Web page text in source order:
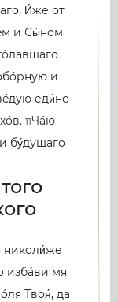
И́же от
и Сы́ном
и
еди́но
11Чáю
бу́дущаго
николи́же
избáви мя
Твоя́, да